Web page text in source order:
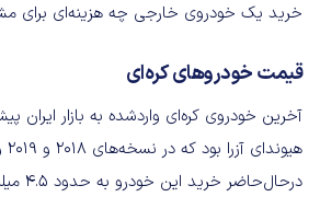
خرید یک خودروی خارجی چه هزینه‌ای برای
قیمت خودروهای کره‌ای
آخرین خودروی کره‌ای واردشده به بازار ایران